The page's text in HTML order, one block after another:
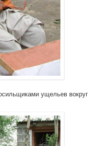
ущельев вокруг